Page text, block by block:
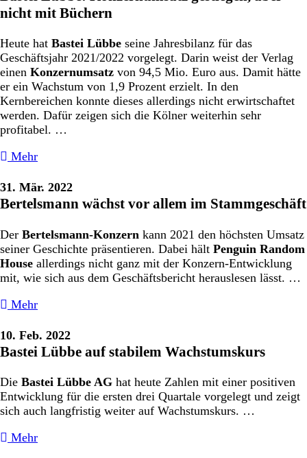
nicht mit Büchern
Heute hat Bastei Lübbe seine Jahresbilanz für das
Geschäftsjahr 2021/2022 vorgelegt. Darin weist der Verlag
einen Konzernumsatz von 94,5 Mio. Euro aus. Damit hätte
er ein Wachstum von 1,9 Prozent erzielt. In den
Kernbereichen konnte dieses allerdings nicht erwirtschaftet
werden. Dafür zeigen sich die Kölner weiterhin sehr
profitabel. …
Mehr
31. Mär. 2022
Bertelsmann wächst vor allem im Stammgeschäft
Der Bertelsmann-Konzern kann 2021 den höchsten Umsatz
seiner Geschichte präsentieren. Dabei hält Penguin Random
House allerdings nicht ganz mit der Konzern-Entwicklung
mit, wie sich aus dem Geschäftsbericht herauslesen lässt. …
Mehr
10. Feb. 2022
Bastei Lübbe auf stabilem Wachstumskurs
Die Bastei Lübbe AG hat heute Zahlen mit einer positiven
Entwicklung für die ersten drei Quartale vorgelegt und zeigt
sich auch langfristig weiter auf Wachstumskurs. …
Mehr